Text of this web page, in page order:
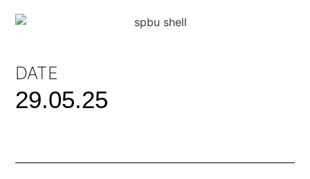
DATE
29.05.25